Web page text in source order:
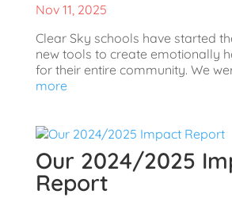
Nov 11, 2025
Clear Sky schools have started
new tools to create emotionally
for their entire community. We
more
Our 2024/2025
Report